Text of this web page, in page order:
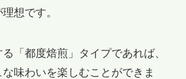
想です。
「都度焙煎」タイプであれば、
味わいを楽しむことができま